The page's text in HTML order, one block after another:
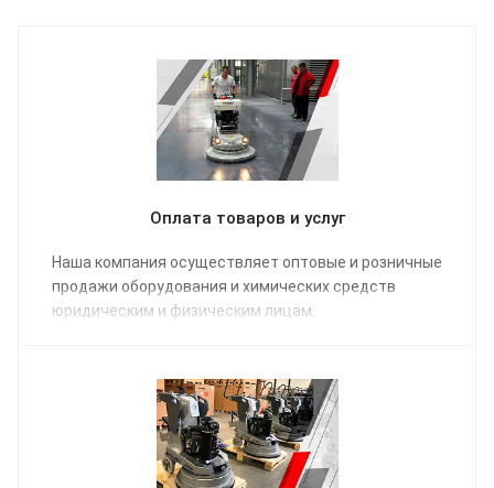
Оплата товаров и услуг
Наша компания осуществляет оптовые и розничные
продажи оборудования и химических средств
юридическим и физическим лицам.